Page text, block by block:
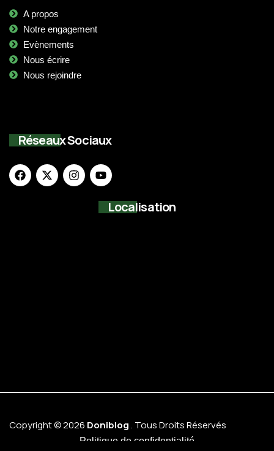
A propos
Notre engagement
Evènements
Nous écrire
Nous rejoindre
Réseaux Sociaux
Localisation
Copyright © 2026 Doniblog. Tous Droits Réservés
Politique de confidentialité